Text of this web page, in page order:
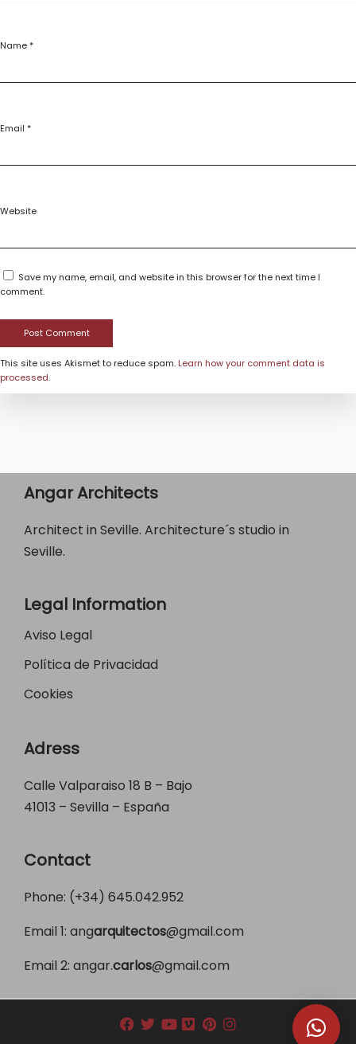
Name*
Email *
Website
Save my name, email, and website in this browser for the next time I
comment.
This site uses Akismet to reduce spam. Learn how your comment data is
processed.
Angar Architects
Architect in Seville. Architecture´s studio in
Seville.
Legal Information
Aviso Legal
Política de Privacidad
Cookies
Adress
Calle Valparaiso 18 B – Bajo
41013 – Sevilla – España
Contact
Phone: (+34) 645.042.952
Email 1: angarquitectos@gmail.com
Email 2: angar.carlos@gmail.com